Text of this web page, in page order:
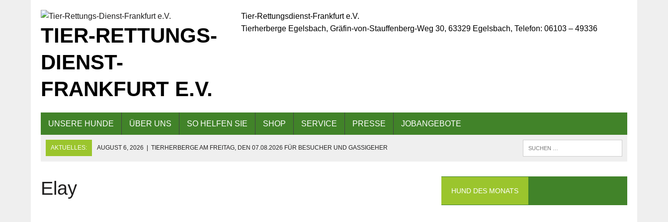
TIER-RETTUNGS-
DIENST-
FRANKFURT E.V.
Tier-Rettungsdienst-Frankfurt e.V.
Tierherberge Egelsbach, Gräfin-von-Stauffenberg-Weg 30, 63329 Egelsbach, Telefon: 06103 – 49336
UNSERE HUNDE ÜBER UNS SO HELFEN SIE SHOP SERVICE PRESSE JOBANGEBOTE
AKTUELLES: AUGUST 6, 2026 TIERHERBERGE AM FREITAG, DEN 07.08.2026 FÜR BESUCHER UND GASSIGEHER
AUGUST 5, 2026
AUGUST 5, 2026
Elay HUND DES MONATS